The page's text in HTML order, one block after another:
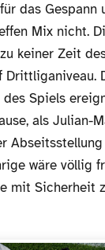
das Gespann
Mix nicht.
keiner Zeit
Drittliganiveau.
Spiels
als Julian-
wäre völlig
mit Sicherheit